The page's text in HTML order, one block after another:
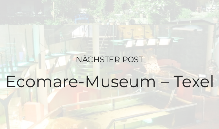
NÄCHSTER POST
Ecomare-Museum – Texel